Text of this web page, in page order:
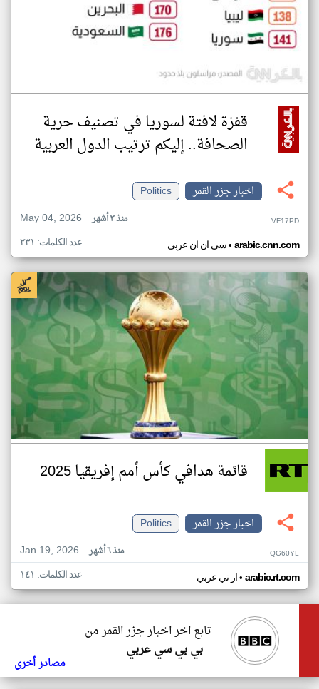
قفزة لافتة لسوريا في تصنيف حرية
الصحافة.. إليكم ترتيب الدول العربية
اخبار جزر القمر
Politics
May 04, 2026
منذ ٣ أشهر VF17PD
سي ان ان عربي• arabic.cnn.com عدد الكلمات: ٢٣١
قائمة هدافي كأس أمم إفريقيا 2025
اخبار جزر القمر
Politics
Jan 19, 2026
منذ ٦ أشهر QG60YL
ار تي عربي• arabic.rt.com عدد الكلمات: ١٤١
تابع اخر اخبار جزر القمر من
بي بي سي عربي
مصادر أخرى